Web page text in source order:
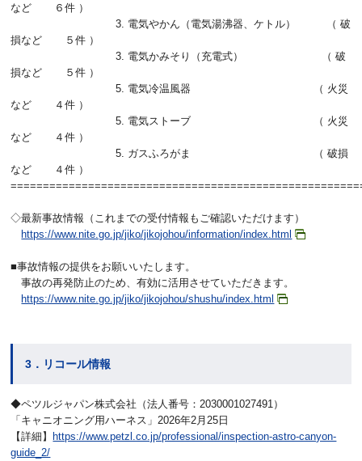
など ６件 ）
3. 電気やかん（電気湯沸器、ケトル） （ 破
損など ５件 ）
3. 電気かみそり（充電式） （ 破
損など ５件 ）
5. 電気冷温風器 （ 火災
など ４件 ）
5. 電気ストーブ （ 火災
など ４件 ）
5. ガスふろがま （ 破損
など ４件 ）
◇最新事故情報（これまでの受付情報もご確認いただけます）
https://www.nite.go.jp/jiko/jikojohou/information/index.html
■事故情報の提供をお願いいたします。
事故の再発防止のため、有効に活用させていただきます。
https://www.nite.go.jp/jiko/jikojohou/shushu/index.html
3．リコール情報
◆ペツルジャパン株式会社（法人番号：2030001027491）
「キャニオニング用ハーネス」2026年2月25日
【詳細】https://www.petzl.co.jp/professional/inspection-astro-canyon-
guide_2/